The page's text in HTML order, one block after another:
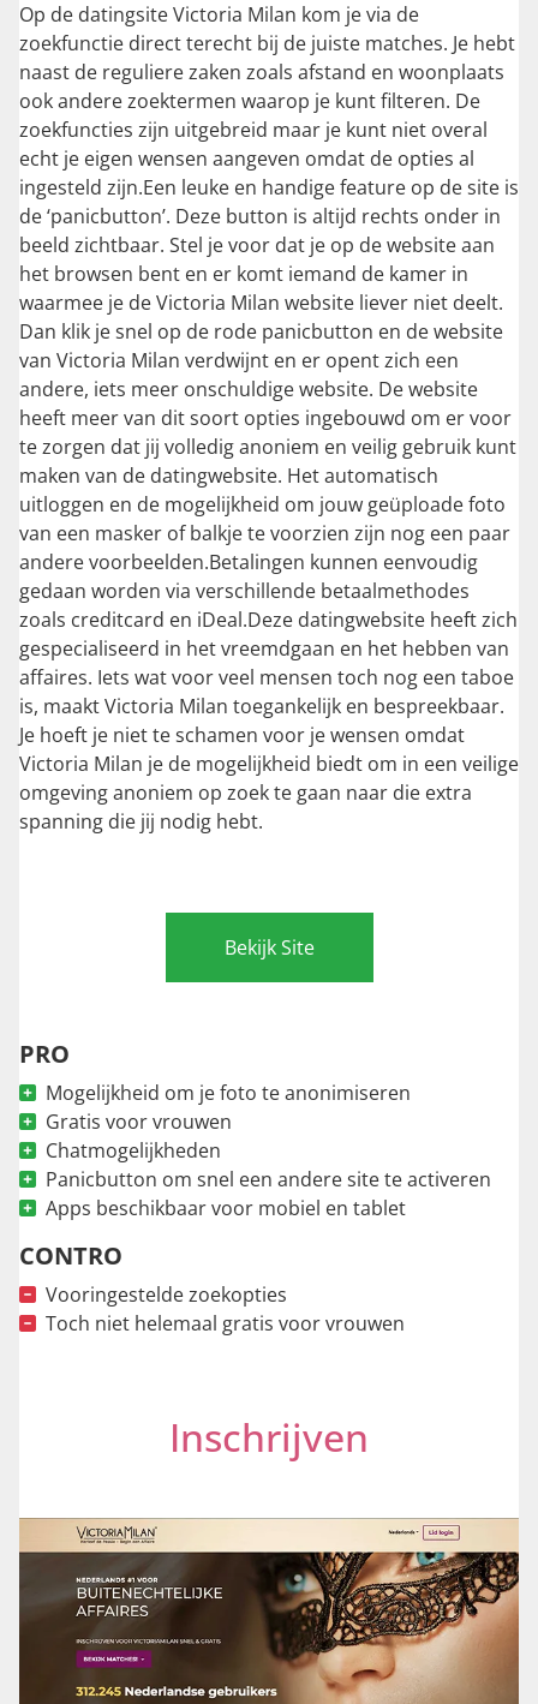
Op de datingsite Victoria Milan kom je via de
zoekfunctie direct terecht bij de juiste matches. Je hebt
naast de reguliere zaken zoals afstand en woonplaats
ook andere zoektermen waarop je kunt filteren. De
zoekfuncties zijn uitgebreid maar je kunt niet overal
echt je eigen wensen aangeven omdat de opties al
ingesteld zijn.Een leuke en handige feature op de site is
de ‘panicbutton’. Deze button is altijd rechts onder in
beeld zichtbaar. Stel je voor dat je op de website aan
het browsen bent en er komt iemand de kamer in
waarmee je de Victoria Milan website liever niet deelt.
Dan klik je snel op de rode panicbutton en de website
van Victoria Milan verdwijnt en er opent zich een
andere, iets meer onschuldige website. De website
heeft meer van dit soort opties ingebouwd om er voor
te zorgen dat jij volledig anoniem en veilig gebruik kunt
maken van de datingwebsite. Het automatisch
uitloggen en de mogelijkheid om jouw geüploade foto
van een masker of balkje te voorzien zijn nog een paar
andere voorbeelden.Betalingen kunnen eenvoudig
gedaan worden via verschillende betaalmethodes
zoals creditcard en iDeal.Deze datingwebsite heeft zich
gespecialiseerd in het vreemdgaan en het hebben van
affaires. Iets wat voor veel mensen toch nog een taboe
is, maakt Victoria Milan toegankelijk en bespreekbaar.
Je hoeft je niet te schamen voor je wensen omdat
Victoria Milan je de mogelijkheid biedt om in een veilige
omgeving anoniem op zoek te gaan naar die extra
spanning die jij nodig hebt.
PRO
Mogelijkheid om je foto te anonimiseren
Gratis voor vrouwen
Chatmogelijkheden
Panicbutton om snel een andere site te activeren
Apps beschikbaar voor mobiel en tablet
CONTRO
Vooringestelde zoekopties
Toch niet helemaal gratis voor vrouwen
Bekijk Site
Inschrijven